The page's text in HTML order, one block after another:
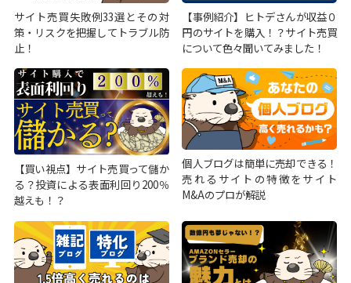
サイト売買失敗例33選とその対
策・リスクを把握してトラブル防
止！
【事例紹介】ヒトデさんが収益０
円のサイトを購入！？サイト売買
について色々聞いてみました！
【買い視点】サイト売買って儲か
る？投資による表面利回り200％
越えも！？
個人ブログは簡単に売却できる！
売れるサイトの特徴をサイト
M&Aのプロが解説